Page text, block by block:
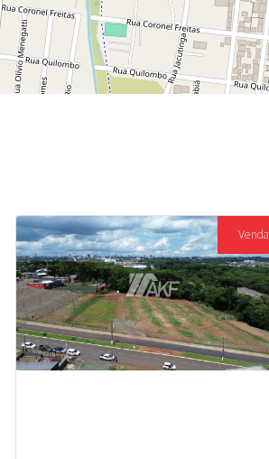
Venda